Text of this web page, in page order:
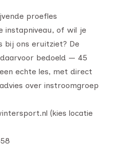
proefles
instapniveau, of wil je
bij ons eruitziet? De
bedoeld — 45
echte les, met direct
over instroomgroep
(kies locatie